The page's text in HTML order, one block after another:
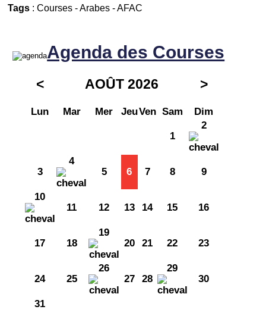
Tags: Courses-Arabes-AFAC
Agenda des Courses
< AOÛT 2026 >
Lun Mar Mer JeuVen Sam Dim
1
2
3
4
5
6 7 8 9
10
11
12 13 14 15 16
17 18
19
20
21 22 23
24 25
26
27
28
29
30
31